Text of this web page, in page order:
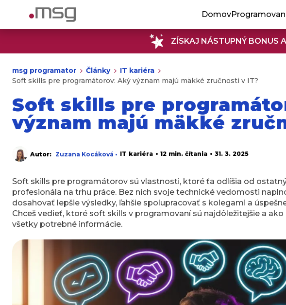
Domov
ZÍSKAJ NÁSTUPNÝ BONUS
msg programator Články
IT kariéra
Soft skills pre programátorov: Aký význam majú mäkké zručnosti v IT?
Soft skills pre
význam majú mäkké
Autor: Zuzana Kocáková • IT kariéra • 12 min. čítania • 31. 3. 2025
Soft skills pre programátorov sú vlastnosti, ktoré ťa odlíšia od
profesionála na trhu práce. Bez nich svoje technické vedomosti
dosahovať lepšie výsledky, ľahšie spolupracovať s kolegami a
Chceš vedieť, ktoré soft skills v programovaní sú najdôležitejšie a
všetky potrebné informácie.